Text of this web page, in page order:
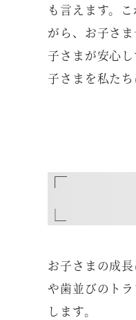
も言えます。
がら、お子さ
子さまが安心
子さまを私たち
お子さまの成
や歯並びのト
します。